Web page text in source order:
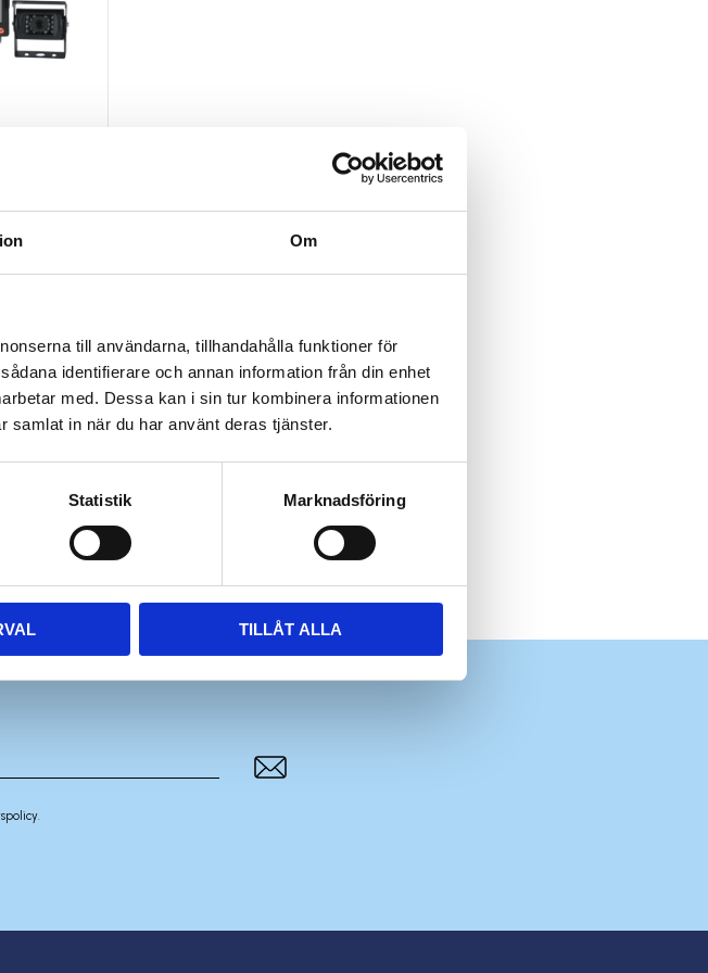
Om
till användarna, tillhandahålla funktioner för
identifierare och annan information från din enhet
med. Dessa kan i sin tur kombinera informationen
samlat in när du har använt deras tjänster.
Statistik Marknadsföring
TILLÅT ALLA
1 x Sony
Lägg till i favoriter
.